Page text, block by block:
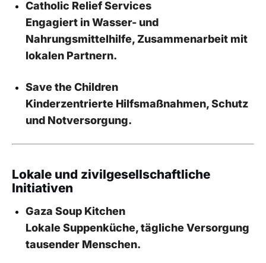
Catholic Relief Services
Engagiert in Wasser- und
Nahrungsmittelhilfe, Zusammenarbeit mit
lokalen Partnern.
Save the Children
Kinderzentrierte Hilfsmaßnahmen, Schutz
und Notversorgung.
Lokale und zivilgesellschaftliche
Initiativen
Gaza Soup Kitchen
Lokale Suppenküche, tägliche Versorgung
tausender Menschen.